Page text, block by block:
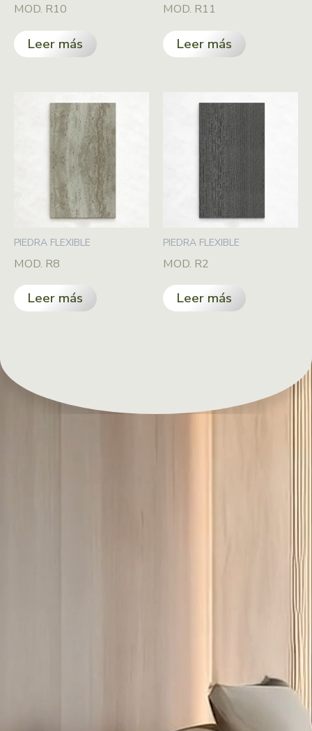
MOD. R10
Leer más
MOD. R11
Leer más
PIEDRA FLEXIBLE
MOD. R8
Leer más
PIEDRA FLEXIBLE
MOD. R2
Leer más